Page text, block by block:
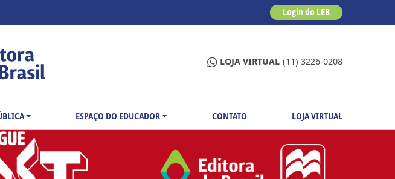
Login do LEB
LOJA VIRTUAL (11) 3226-0208
ESPAÇO DO EDUCADOR CONTATO LOJA VIRTUAL